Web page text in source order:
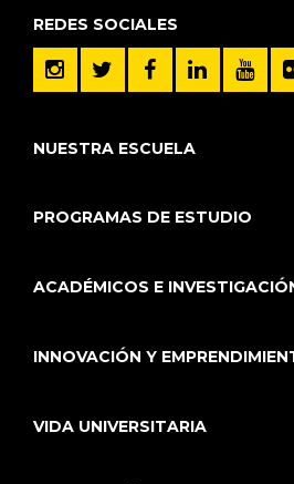
REDES SOCIALES
NUESTRA ESCUELA
PROGRAMAS DE ESTUDIO
ACADÉMICOS E
INNOVACIÓN Y
VIDA UNIVERSITARIA